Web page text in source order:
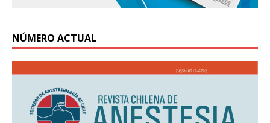
NÚMERO ACTUAL